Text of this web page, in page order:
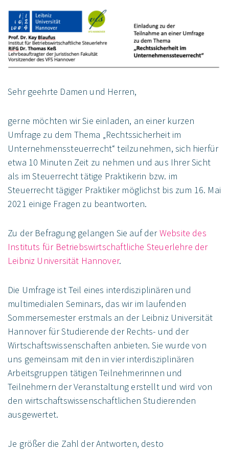
Sehr geehrte Damen und Herren,
gerne möchten wir Sie einladen, an einer kurzen
Umfrage zu dem Thema „Rechtssicherheit im
Unternehmenssteuerrecht“ teilzunehmen, sich hierfür
etwa 10 Minuten Zeit zu nehmen und aus Ihrer Sicht
als im Steuerrecht tätige Praktikerin bzw. im
Steuerrecht tägiger Praktiker möglichst bis zum 16. Mai
2021 einige Fragen zu beantworten.
Zu der Befragung gelangen Sie auf derWebsite des
Instituts für Betriebswirtschaftliche Steuerlehre der
Leibniz Universität Hannover.
Die Umfrage ist Teil eines interdisziplinären und
multimedialen Seminars, das wir im laufenden
Sommersemester erstmals an der Leibniz Universität
Hannover für Studierende der Rechts- und der
Wirtschaftswissenschaften anbieten. Sie wurde von
uns gemeinsam mit den in vier interdisziplinären
Arbeitsgruppen tätigen Teilnehmerinnen und
Teilnehmern der Veranstaltung erstellt und wird von
den wirtschaftswissenschaftlichen Studierenden
ausgewertet.
Je größer die Zahl der Antworten, desto